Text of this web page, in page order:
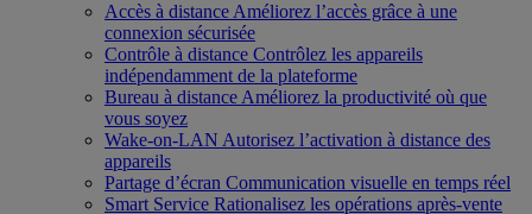
Accès à distance Améliorez l’accès grâce à une
connexion sécurisée
Contrôle à distance Contrôlez les appareils
indépendamment de la plateforme
Bureau à distance Améliorez la productivité où que
vous soyez
Wake-on-LAN Autorisez l’activation à distance des
appareils
Partage d’écran Communication visuelle en temps réel
Smart Service Rationalisez les opérations après-vente